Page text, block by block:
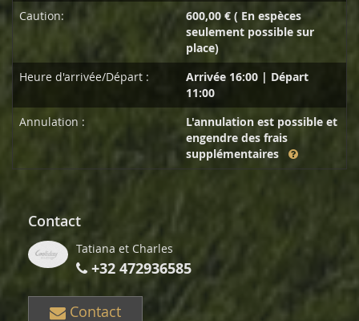
Caution:
600,00 € ( En espèces
seulement possible sur
place)
Heure d'arrivée/Départ :
Arrivée 16:00 | Départ
11:00
Annulation :
L'annulation est possible et
engendre des frais
supplémentaires
Contact
Tatiana et Charles
+32 472936585
Contact